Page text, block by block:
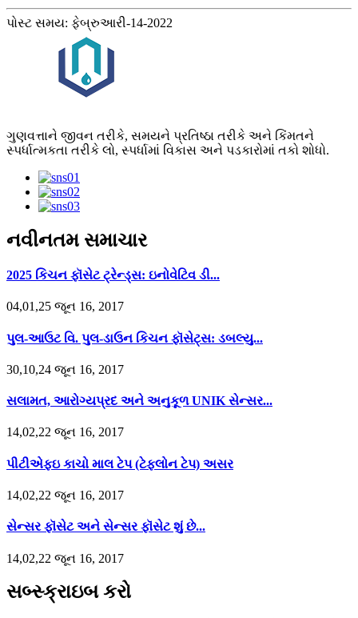
પોસ્ટ સમય: ફેબ્રુઆરી-14-2022
ગુણવત્તાને જીવન તરીકે, સમયને પ્રતિષ્ઠા તરીકે અને કિંમતને
સ્પર્ધાત્મકતા તરીકે લો, સ્પર્ધામાં વિકાસ અને પડકારોમાં તકો શોધો.
નવીનતમ સમાચાર
2025 કિચન ફૉસેટ ટ્રેન્ડ્સ: ઇનોવેટિવ ડી...
04,01,25 જૂન 16, 2017
પુલ-આઉટ વિ. પુલ-ડાઉન કિચન ફૉસેટ્સ: ડબલ્યુ...
30,10,24 જૂન 16, 2017
સલામત, આરોગ્યપ્રદ અને અનુકૂળ UNIK સેન્સર...
14,02,22 જૂન 16, 2017
પીટીએફઇ કાચો માલ ટેપ (ટેફલોન ટેપ) અસર
14,02,22 જૂન 16, 2017
સેન્સર ફૉસેટ અને સેન્સર ફૉસેટ શું છે...
14,02,22 જૂન 16, 2017
સબ્સ્ક્રાઇબ કરો